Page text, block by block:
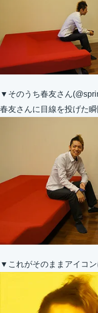
▼そのうち春友さん
春友さんに目線を投げた瞬
▼これがそのままアイコン